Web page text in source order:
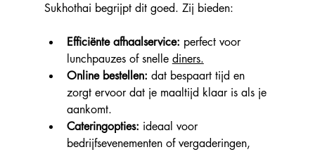
Sukhothai begrijpt dit goed. Zij bieden:
Efficiënte afhaalservice: perfect voor
lunchpauzes of snelle diners.
Online bestellen: dat bespaart tijd en
zorgt ervoor dat je maaltijd klaar is als je
aankomt.
Cateringopties: ideaal voor
bedrijfsevenementen of vergaderingen,